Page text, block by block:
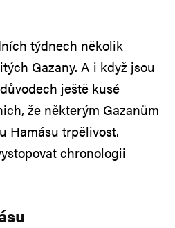
týdnech několik
Gazany. A i když jsou
ještě kusé
že některým Gazanům
Hamásu trpělivost.
chronologii